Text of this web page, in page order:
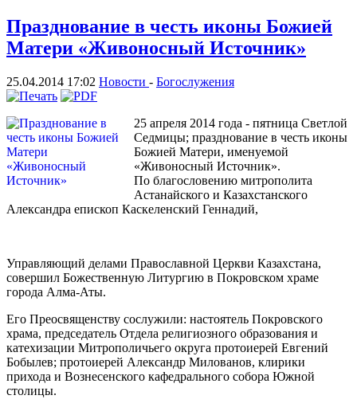
Празднование в честь иконы Божией
Матери «Живоносный Источник»
25.04.2014 17:02 Новости - Богослужения
25 апреля 2014 года - пятница Светлой
Седмицы; празднование в честь иконы
Божией Матери, именуемой
«Живоносный Источник».
По благословению митрополита
Астанайского и Казахстанского
Александра епископ Каскеленский Геннадий,
Управляющий делами Православной Церкви Казахстана,
совершил Божественную Литургию в Покровском храме
города Алма-Аты.
Его Преосвященству сослужили: настоятель Покровского
храма, председатель Отдела религиозного образования и
катехизации Митрополичьего округа протоиерей Евгений
Бобылев; протоиерей Александр Милованов, клирики
прихода и Вознесенского кафедрального собора Южной
столицы.